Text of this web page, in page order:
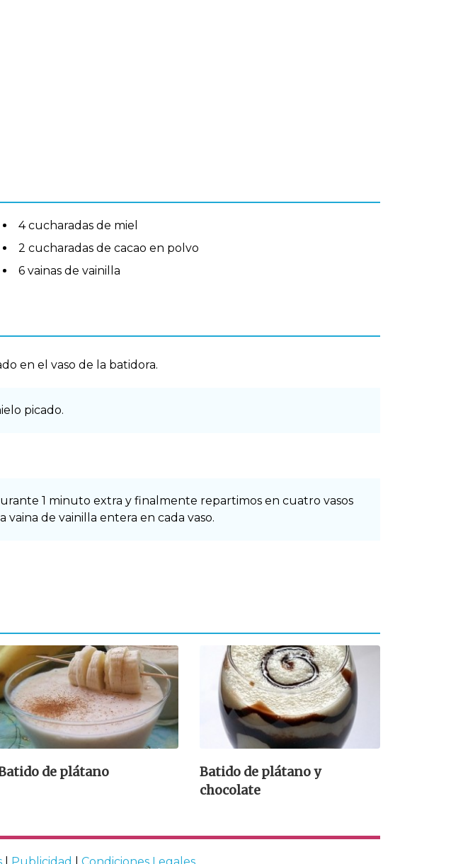
4 cucharadas de miel
2 cucharadas de cacao en polvo
6 vainas de vainilla
en el vaso de la batidora.
picado.
1 minuto extra y finalmente repartimos en cuatro vasos
de vainilla entera en cada vaso.
de plátano
Batido de plátano y
chocolate